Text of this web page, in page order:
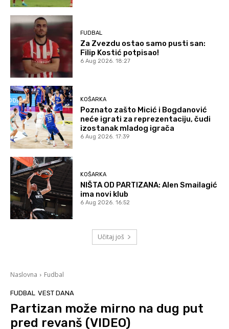
FUDBAL
Za Zvezdu ostao samo pusti san:
Filip Kostić potpisao!
6 Aug 2026. 18:27
KOŠARKA
Poznato zašto Micić i Bogdanović
neće igrati za reprezentaciju, čudi
izostanak mladog igrača
6 Aug 2026. 17:39
KOŠARKA
NIŠTA OD PARTIZANA: Alen Smailagić
ima novi klub
6 Aug 2026. 16:52
Učitaj još